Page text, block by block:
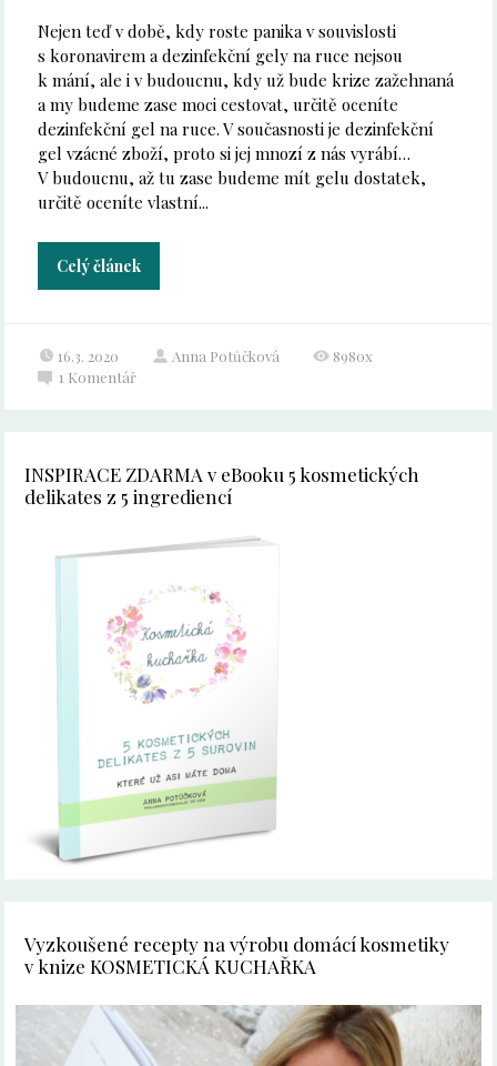
Nejen teď v době, kdy roste panika v souvislosti
s koronavirem a dezinfekční gely na ruce nejsou
k mání, ale i v budoucnu, kdy už bude krize zažehnaná
a my budeme zase moci cestovat, určitě oceníte
dezinfekční gel na ruce. V současnosti je dezinfekční
gel vzácné zboží, proto si jej mnozí z nás vyrábí…
V budoucnu, až tu zase budeme mít gelu dostatek,
určitě oceníte vlastní...
Celý článek
16.3. 2020 Anna Potůčková
8980x
1 Komentář
INSPIRACE ZDARMA v eBooku 5 kosmetických
delikates z 5 ingrediencí
Vyzkoušené recepty na výrobu domácí kosmetiky
v knize KOSMETICKÁ KUCHAŘKA